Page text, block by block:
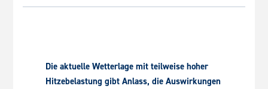
Die aktuelle Wetterlage mit teilweise hoher
Hitzebelastung gibt Anlass, die Auswirkungen